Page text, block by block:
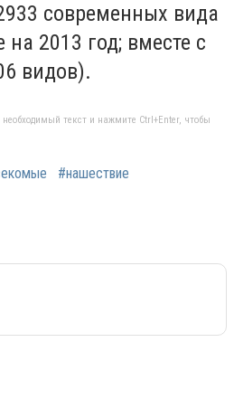
современных вида
2013 год; вместе с
видов).
текст и нажмите Ctrl+Enter, чтобы
#нашествие